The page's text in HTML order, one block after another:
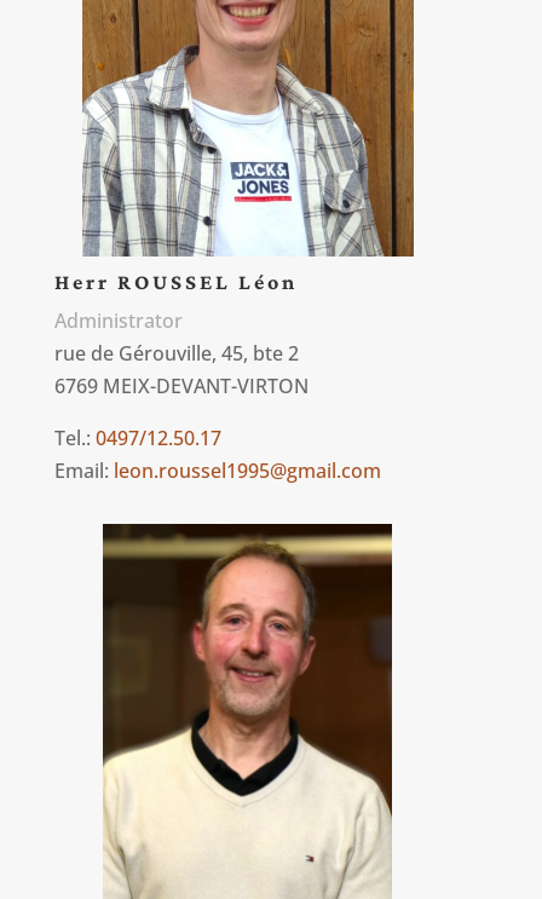
Herr ROUSSEL Léon
Administrator
rue de Gérouville, 45, bte 2
6769 MEIX-DEVANT-VIRTON
Tel.: 0497/12.50.17
Email: leon.roussel1995@gmail.com